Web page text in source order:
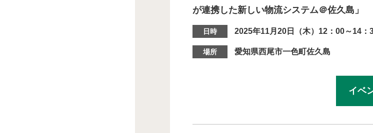
が連携した新しい物流システム＠佐久島」
日時 2025年11月20日（木）12：00～14：
場所 愛知県西尾市一色町佐久島
イベ